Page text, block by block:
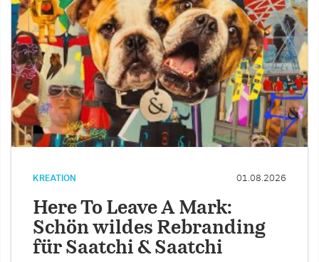
KREATION 01.08.2026
Here To Leave A Mark:
Schön wildes Rebranding
für Saatchi & Saatchi